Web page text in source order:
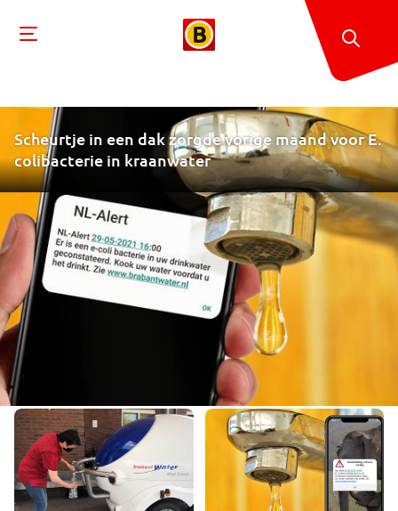
Scheurtje in een dak zorgde vorige maand voor E.
colibacterie in kraanwater